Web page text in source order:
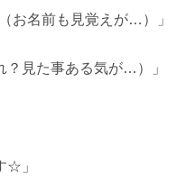
お名前も見覚えが…）」
見た事ある気が…）」
☆」